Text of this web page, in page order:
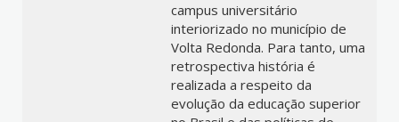
campus universitário
interiorizado no município de
Volta Redonda. Para tanto, uma
retrospectiva história é
realizada a respeito da
evolução da educação superior